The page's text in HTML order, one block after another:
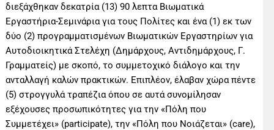
διεξάχθηκαν δεκατρία (13) 90 λεπτα Βιωματικά
Εργαστήρια-Σεμινάρια για τους Πολίτες και ένα (1) εκ των
δύο (2) προγραμματισμένων Βιωματικών Εργαστηρίων για
Αυτοδιοικητικά Στελέχη (Δημάρχους, Αντιδημάρχους, Γ.
Γραμματείς) με σκοπό, το συμμετοχικό διάλογο και την
ανταλλαγή καλών πρακτικών. Επιπλέον, έλαβαν χώρα πέντε
(5) στρογγυλά τραπέζια όπου σε αυτά συνομίλησαν
εξέχουσες προσωπικότητες για την «Πόλη που
Συμμετέχει» (participate), την «Πόλη που Νοιάζεται» (care),